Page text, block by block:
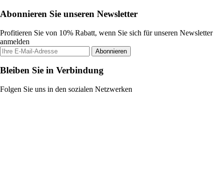
Abonnieren Sie unseren Newsletter
Profitieren Sie von 10% Rabatt, wenn Sie sich für unseren Newsletter
anmelden
Abonnieren
Bleiben Sie in Verbindung
Folgen Sie uns in den sozialen Netzwerken